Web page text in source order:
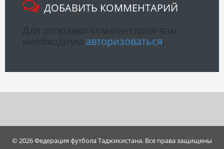
ДОБАВИТЬ КОММЕНТАРИЙ
авторизоваться
© 2026 Федерация футбола Таджикистана. Все права защищены